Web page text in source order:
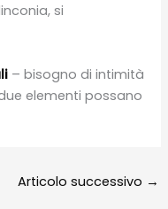
si
– bisogno di intimità
elementi possano
Articolo successivo →